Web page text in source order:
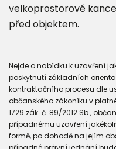
velkoprostorové
před objektem.
Nejde o nabídku k uzavření
poskytnutí základních
kontraktačního procesu dle
občanského zákoníku v
1729 zák. č. 89/2012 Sb.,
případnému uzavření
formě, po dohodě na jejím